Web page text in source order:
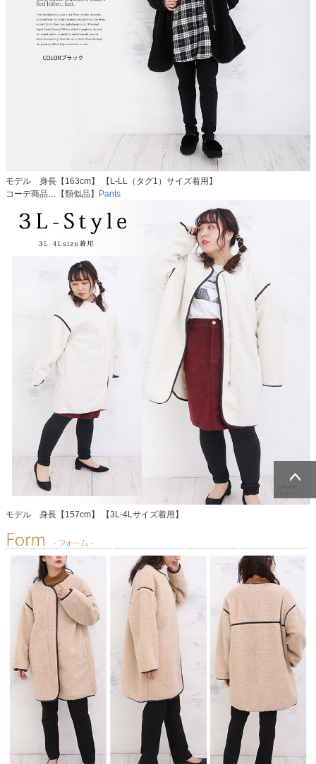
モデル 身長【163cm】 【L-LL（タグ1）サイズ着用】
コーデ商品…【類似品】
Pants
モデル 身長【157cm】 【3L-4Lサイズ着用】
ページトッ
ページトッ